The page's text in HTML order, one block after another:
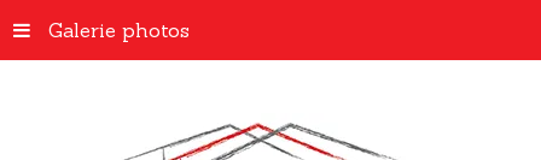
Galerie photos